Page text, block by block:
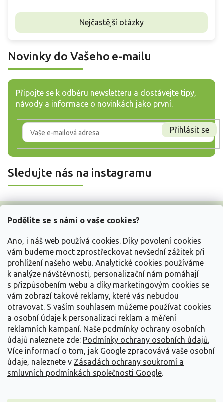
Podělíte se s námi o vaše cookies?
Ano, i náš web používá cookies. Díky povolení cookies
vám budeme moct zprostředkovat nevšední zážitek při
prohlížení našeho webu. Analytické cookies používáme
k analýze návštěvnosti, personalizační nám pomáhají
s přizpůsobením webu a díky marketingovým cookies se
vám zobrazí takové reklamy, které vás nebudou
otravovat. S vaším souhlasem můžeme používat cookies
a osobní údaje k personalizaci reklam a měření
reklamních kampaní. Naše podmínky ochrany osobních
údajů naleznete zde: Podmínky ochrany osobních údajů.
Více informací o tom, jak Google zpracovává vaše osobní
údaje, naleznete v Zásadách ochrany soukromí a
smluvních podmínkách společnosti Google.
Nejčastější otázky
Novinky do Vašeho e-mailu
Připojte se k odběru newsletteru a dostávejte tipy,
návody a informace o novinkách jako první.
Přihlásit se
Sledujte nás na instagramu
Z
Vše o nákupu
Informace pro Vás
Kontakujte nás